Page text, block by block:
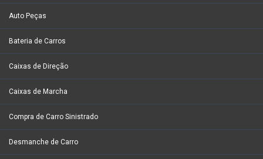
Auto Peças
Bateria de Carros
Caixas de Direção
Caixas de Marcha
Compra de Carro Sinistrado
Desmanche de Carro